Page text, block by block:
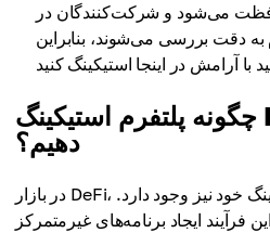
می‌شود و شرکت‌کنندگان در
به دقت بررسی می‌شوند، بنابراین
چگونه پلتفرم استیکینگ DeFi خود را توسعه
دهیم؟
در بازار DeFi، مفهوم توسعه پلتفرم استیکینگ خود نیز وجود دارد.
این فرآیند ایجاد برنامه‌های غیرمتمرکز (dApps) یا پروتکل‌ها به